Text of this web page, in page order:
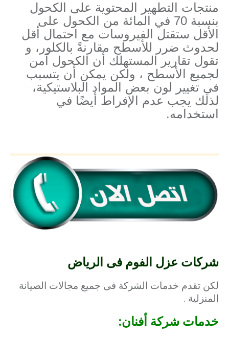
منتجات التطهير المحتوية على الكحول
بنسبة 70 في المائة من الكحول على
الأقل ستقتل الفيروسات مع احتمال أقل
لحدوث ضرر للأسطح مقارنةً بالكلور، و
تقول تقارير المستهلك أن الكحول آمن
لجميع الأسطح ، ولكن يمكن أن يتسبب
في تغيير لون بعض المواد البلاستيكية،
لذلك يجب عدم الإفراط أيضًا في
استخدامه.
شركات عزل الفوم فى الرياض
لكن تقدم خدمات الشركة فى جميع مجالات الصيانة
المنزلية .
خدمات شركة أفنان: